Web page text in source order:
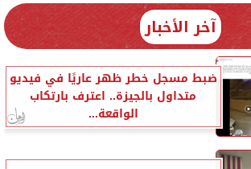
آخر الأخبار
ضبط مسجل خطر ظهر عاريًا في فيديو
متداول بالجيزة.. اعترف بارتكاب
الواقعة...